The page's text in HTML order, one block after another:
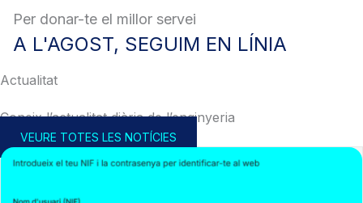
Per donar-te el millor servei
A L'AGOST, SEGUIM EN LÍNIA
Actualitat
Coneix l’actualitat diària de l’enginyeria
VEURE TOTES LES NOTÍCIES